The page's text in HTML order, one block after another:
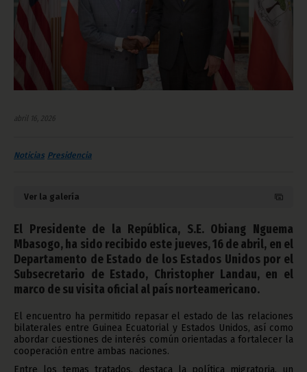
abril 16, 2026
Noticias Presidencia
Ver la galería
El Presidente de la República, S.E. Obiang Nguema
Mbasogo, ha sido recibido este jueves, 16 de abril, en el
Departamento de Estado de los Estados Unidos por el
Subsecretario de Estado, Christopher Landau, en el
marco de su visita oficial al país norteamericano.
El encuentro ha permitido repasar el estado de las relaciones
bilaterales entre Guinea Ecuatorial y Estados Unidos, así como
abordar cuestiones de interés común orientadas a fortalecer la
cooperación entre ambas naciones.
Entre los temas tratados, destaca la política migratoria, un